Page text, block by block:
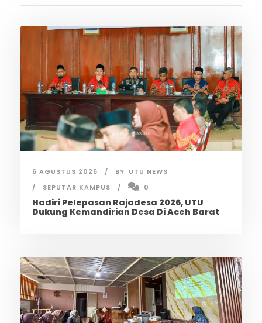
6 AGUSTUS 2026 BY UTU NEWS
SEPUTAR KAMPUS
0
Hadiri Pelepasan Rajadesa 2026, UTU
Dukung Kemandirian Desa Di Aceh Barat